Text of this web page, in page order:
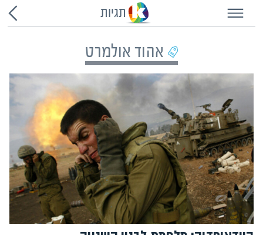
תגיות
אהוד אולמרט